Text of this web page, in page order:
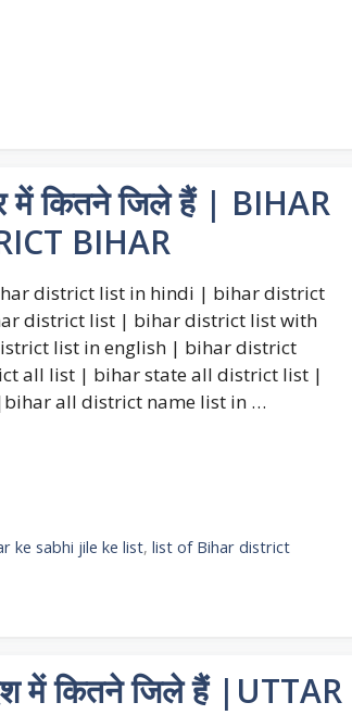
में कितने जिले हैं | BIHAR
BIHAR
district list in hindi | bihar district
district list | bihar district list with
list in english | bihar district
all list | bihar state all district list |
all district name list in …
ke sabhi jile ke list,list of Bihar district
में कितने जिले हैं |UTTAR